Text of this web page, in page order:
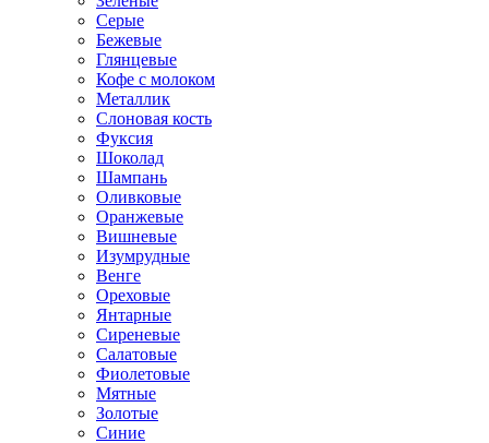
Серые
Бежевые
Глянцевые
Кофе с молоком
Металлик
Слоновая кость
Фуксия
Шоколад
Шампань
Оливковые
Оранжевые
Вишневые
Изумрудные
Венге
Ореховые
Янтарные
Сиреневые
Салатовые
Фиолетовые
Мятные
Золотые
Синие